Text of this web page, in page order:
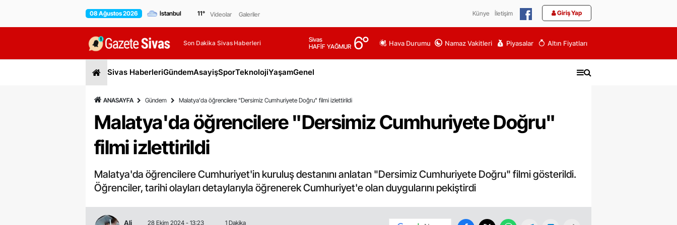
08 Ağustos 2026 11° Videolar Galeriler Künye İletişim Giriş Yap
Son Dakika Sivas Haberleri
Sivas
HAFİF YAĞMUR 6° Hava Durumu Namaz Vakitleri Piyasalar Altın Fiyatları
Sivas HaberleriGündemAsayişSporTeknolojiYaşamGenel
ANASAYFA Gündem Malatya'da öğrencilere "Dersimiz Cumhuriyete Doğru" filmi izlettirildi
Malatya'da öğrencilere "Dersimiz Cumhuriyete Doğru"
filmi izlettirildi
Malatya'da öğrencilere Cumhuriyet'in kuruluş destanını anlatan "Dersimiz Cumhuriyete Doğru" filmi gösterildi.
Öğrenciler, tarihi olayları detaylarıyla öğrenerek Cumhuriyet'e olan duygularını pekiştirdi
Ali
28 Ekim 2024 - 13:23
1 Dakika